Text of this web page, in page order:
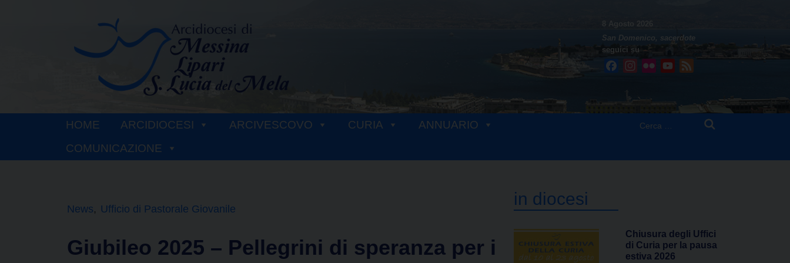
8 Agosto 2026
San Domenico, sacerdote
seguici su
FacebookInstagram
Flickr YouTube
HOME ARCIDIOCESI ARCIVESCOVO CURIA
ANNUARIO
COMUNICAZIONE
News Ufficio di Pastorale Giovanile
Giubileo 2025 – Pellegrini di speranza per i
in diocesi
Chiusura degli Uffici
di Curia per la pausa
estiva 2026